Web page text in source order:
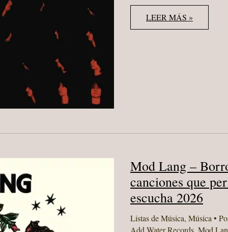
THE
LEMON
TWIGS
Y
DE
ESCUCHA
2026
LEER MÁS »
Mod Lang –
canciones que
escucha 2026
Listas de Música, Música•